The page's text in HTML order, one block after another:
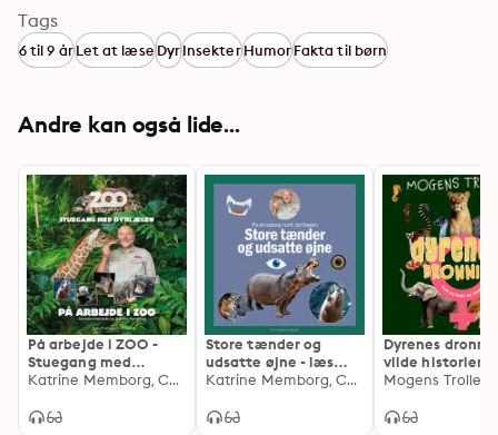
Tags
6 til 9 årLet at læse DyrInsekterHumorFakta til børn
Andre kan også lide...
På arbejde i ZOO -
Stuegang med
dyrlægen
Katrine Memborg, Carsten Grøndal, Zoologisk Have
Store tænder og
udsatte øjne - læs
selv-serie
Katrine Memborg, Carsten Grøndahl, Signe Thorius
Dyrenes
vilde historier
hunner
Mogens Trolle